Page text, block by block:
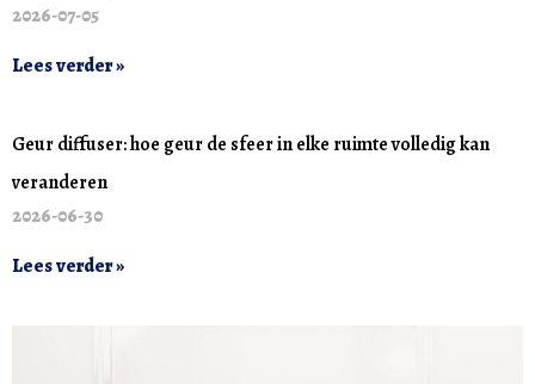
2026-07-05
Lees verder »
Geur diffuser: hoe geur de sfeer in elke ruimte volledig kan
veranderen
2026-06-30
Lees verder »